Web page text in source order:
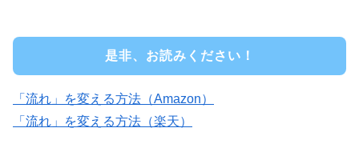
是非、お読みください！
「流れ」を変える方法（Amazon）
「流れ」を変える方法（楽天）